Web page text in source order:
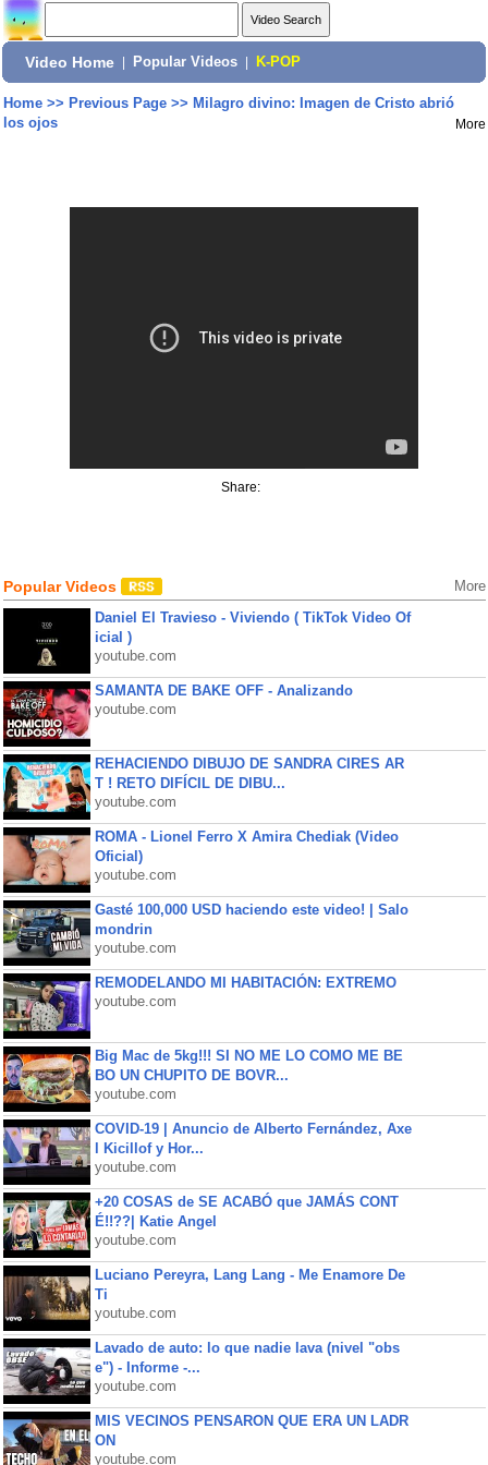
Video Home Popular Videos K-POP
Home>> Previous Page>> Milagro divino: Imagen de Cristo abrió
los ojos
More
Share:
Popular Videos More
Daniel El Travieso - Viviendo ( TikTok Video Of
icial )
youtube.com
SAMANTA DE BAKE OFF - Analizando
youtube.com
REHACIENDO DIBUJO DE SANDRA CIRES AR
T ! RETO DIFÍCIL DE DIBU...
youtube.com
ROMA - Lionel Ferro X Amira Chediak (Video
Oficial)
youtube.com
Gasté 100,000 USD haciendo este video! | Salo
mondrin
youtube.com
REMODELANDO MI HABITACIÓN: EXTREMO
youtube.com
Big Mac de 5kg!!! SI NO ME LO COMO ME BE
BO UN CHUPITO DE BOVR...
youtube.com
COVID-19 | Anuncio de Alberto Fernández, Axe
l Kicillof y Hor...
youtube.com
+20 COSAS de SE ACABÓ que JAMÁS CONT
É!!??| Katie Angel
youtube.com
Luciano Pereyra, Lang Lang - Me Enamore De
Ti
youtube.com
Lavado de auto: lo que nadie lava (nivel "obs
e") - Informe -...
youtube.com
MIS VECINOS PENSARON QUE ERA UN LADR
ON
youtube.com